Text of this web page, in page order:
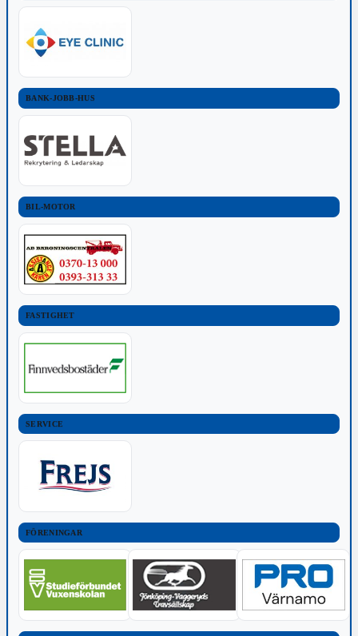
BANK-JOBB-HUS
BIL-MOTOR
FASTIGHET
SERVICE
FÖRENINGAR